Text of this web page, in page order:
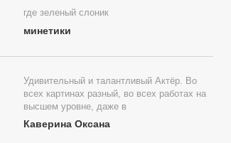
где зеленый слоник
минетики
Удивительный и талантливый Актёр. Во
всех картинах разный, во всех работах на
высшем уровне, даже в
Каверина Оксана